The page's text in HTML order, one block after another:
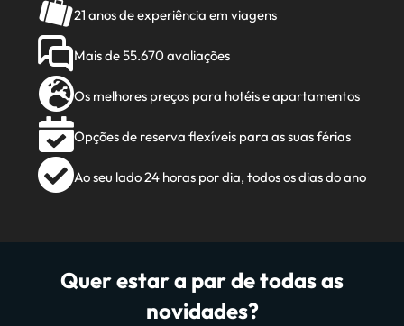
21 anos de experiência em viagens
Mais de 55.670 avaliações
Os melhores preços para hotéis e apartamentos
Opções de reserva flexíveis para as suas férias
Ao seu lado 24 horas por dia, todos os dias do ano
Quer estar a par de todas as
novidades?